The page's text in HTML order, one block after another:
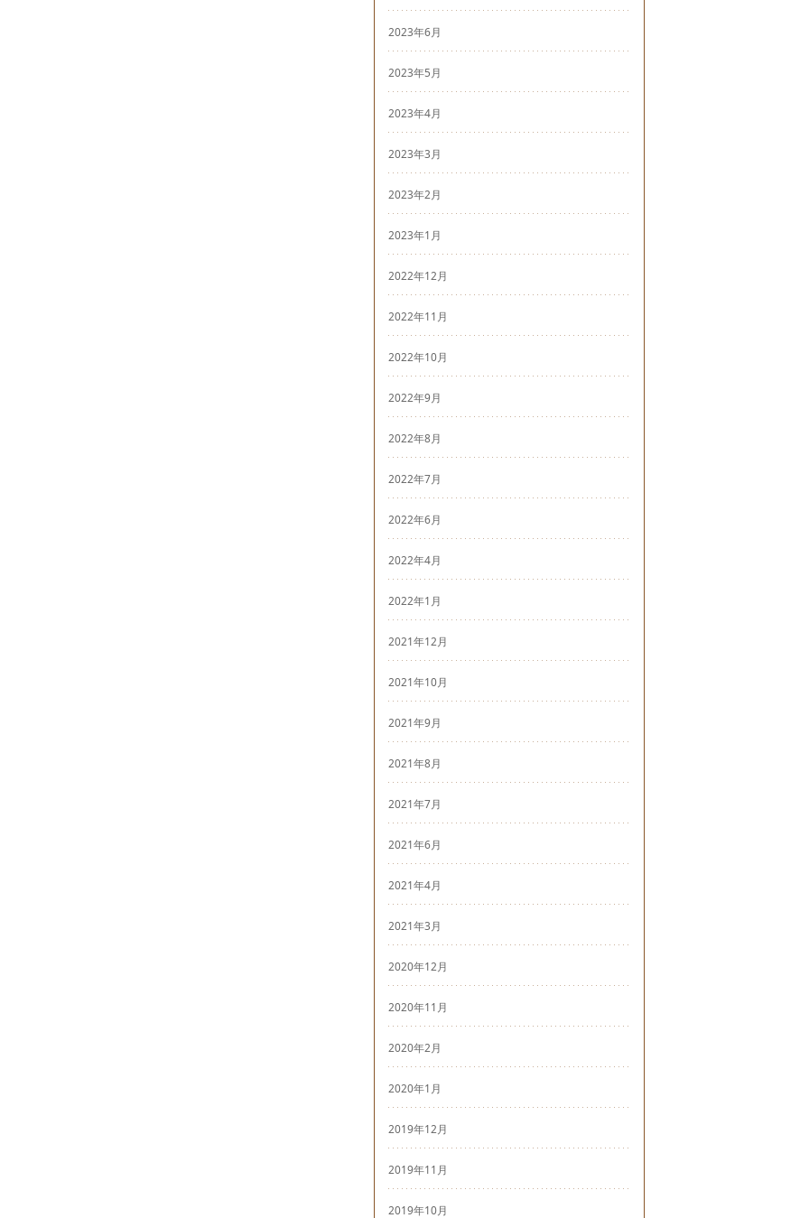
2023年6月
2023年5月
2023年4月
2023年3月
2023年2月
2023年1月
2022年12月
2022年11月
2022年10月
2022年9月
2022年8月
2022年7月
2022年6月
2022年4月
2022年1月
2021年12月
2021年10月
2021年9月
2021年8月
2021年7月
2021年6月
2021年4月
2021年3月
2020年12月
2020年11月
2020年2月
2020年1月
2019年12月
2019年11月
2019年10月